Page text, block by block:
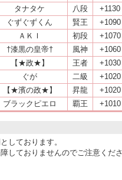
タナタケ 八段
+1130
ぐずぐずくん 賢王
+1090
ＡＫＩ 初段
+1070
†漆黒の皇帝† 風神
+1060
【★政★】 王者
+1030
ぐが 二級
+1020
【★濱の政★】 昇龍
+1020
ブラックピエロ 覇王 +1010
しております。
しておりませんのでご注意くださ